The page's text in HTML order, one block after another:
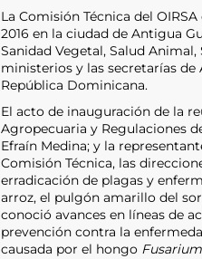
La Comisión Técnica del
2016 en la ciudad de Antigua
Sanidad Vegetal, Salud
ministerios y las secretarías
República Dominicana.
El acto de inauguración de la
Agropecuaria y Regulaciones
Efraín Medina; y la
Comisión Técnica, las
erradicación de plagas y
arroz, el pulgón amarillo del
conoció avances en líneas de
prevención contra la
causada por el hongo